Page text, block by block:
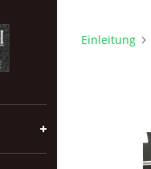
Einleitung